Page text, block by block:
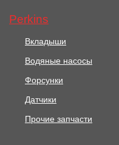
Perkins
Вкладыши
Водяные насосы
Форсунки
Датчики
Прочие запчасти